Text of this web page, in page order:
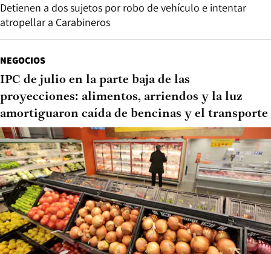
Detienen a dos sujetos por robo de vehículo e intentar
atropellar a Carabineros
NEGOCIOS
IPC de julio en la parte baja de las
proyecciones: alimentos, arriendos y la luz
amortiguaron caída de bencinas y el transporte